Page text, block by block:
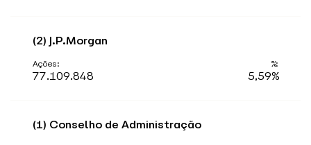
(2) J.P.Morgan
77.109.848 5,59%
(1) Conselho de Administração